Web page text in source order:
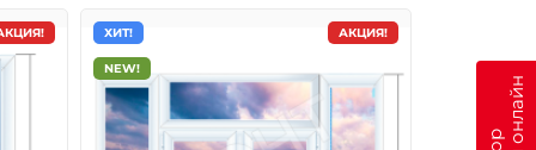
АКЦИЯ!
ХИТ!
NEW!